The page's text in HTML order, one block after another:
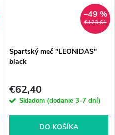
€123,61
–49 %
Spartský meč "LEONIDAS"
black
€62,40
Skladom (dodanie 3-7 dní)
DO KOŠÍKA